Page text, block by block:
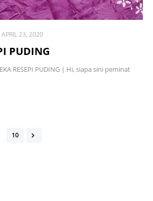
APRIL 23, 2020
PUDING
RESEPI PUDING | Hi, siapa sini peminat
10